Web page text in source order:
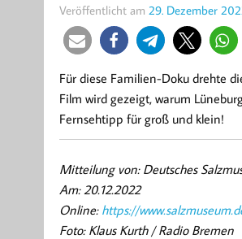
Veröffentlicht am 29. Dezember
Für diese Familien-Doku drehte
Film wird gezeigt, warum
Fernsehtipp für groß und klein!
Mitteilung von: Deutsches
Am: 20.12.2022
Online: https://
Foto: Klaus Kurth / Radio Bremen